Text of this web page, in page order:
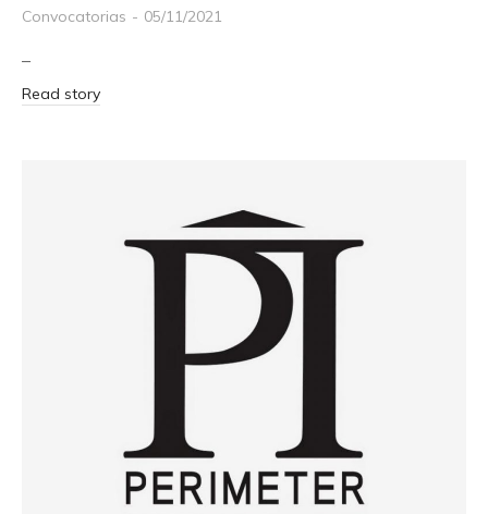
Convocatorias 05/11/2021
–
Read story